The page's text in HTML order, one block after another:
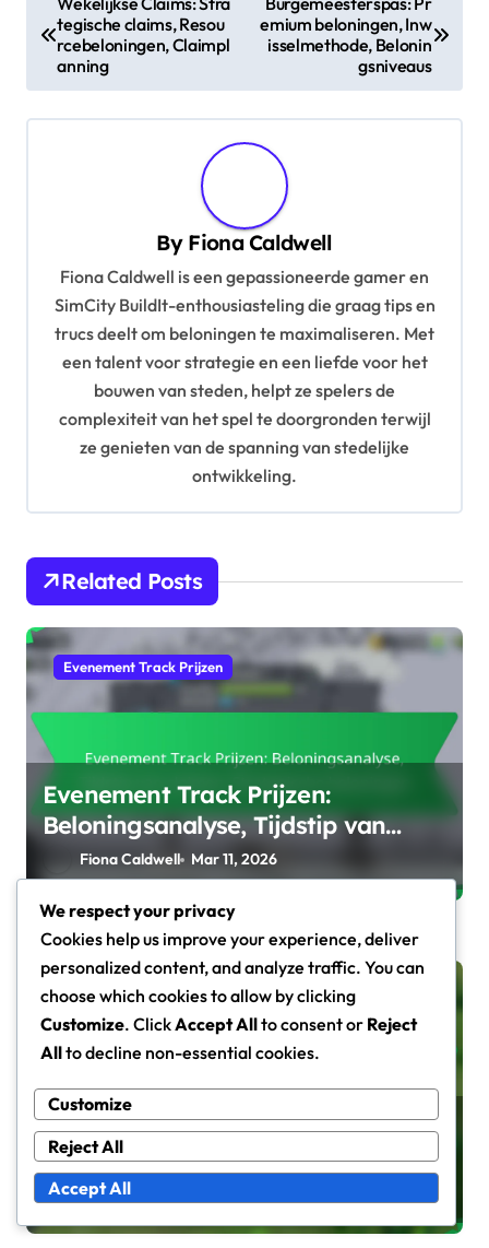
o
tegische claims, Resou
rcebeloningen, Claimpl
anning
emium beloningen, Inw
isselmethode, Belonin
gsniveaus
By Fiona Caldwell
Fiona Caldwell is een gepassioneerde gamer en
SimCity BuildIt-enthousiasteling die graag tips en
trucs deelt om beloningen te maximaliseren. Met
een talent voor strategie en een liefde voor het
bouwen van steden, helpt ze spelers de
complexiteit van het spel te doorgronden terwijl
ze genieten van de spanning van stedelijke
ontwikkeling.
Related Posts
Evenement Track Prijzen
Evenement Track Prijzen:
Beloningsanalyse, Tijdstip van
claimen, Strategische beloningen
Fiona Caldwell Mar 11, 2026
Evenement Track Prijzen
Evenement Track Prijzen:
Exclusieve prijzen,
Beloningsverdeling,
Inwisselmethode
Fiona Caldwell
We respect your privacy
Cookies help us improve your experience, deliver
personalized content, and analyze traffic. You can
choose which cookies to allow by clicking
Customize. ClickAccept Allto consent or Reject
Allto decline non-essential cookies.
Customize
Reject All
Accept All